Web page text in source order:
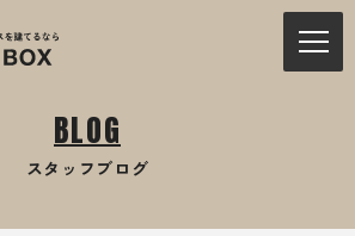
BLOG
スタッフブログ